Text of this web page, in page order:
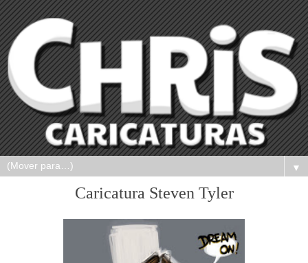
▼
Caricatura Steven Tyler